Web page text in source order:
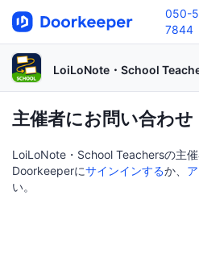
050-
7844
LoiLoNote・School
主催者にお問い合わせ
LoiLoNote・School Teachersの主
Doorkeeperにサインインするか、
い。